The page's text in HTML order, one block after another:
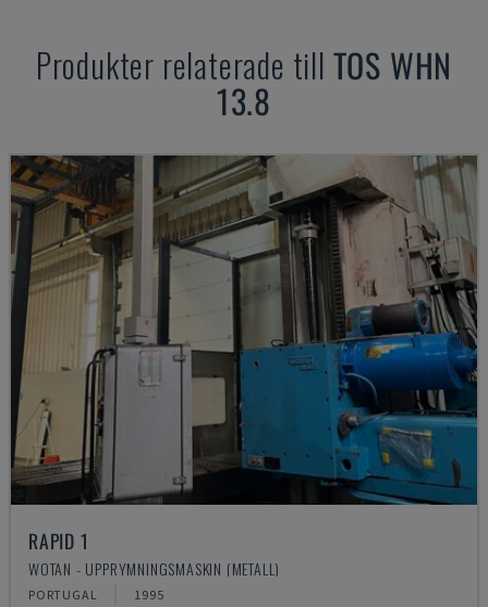
Produkter relaterade till TOS WHN
13.8
RAPID 1
WOTAN - UPPRYMNINGSMASKIN (METALL)
PORTUGAL 1995